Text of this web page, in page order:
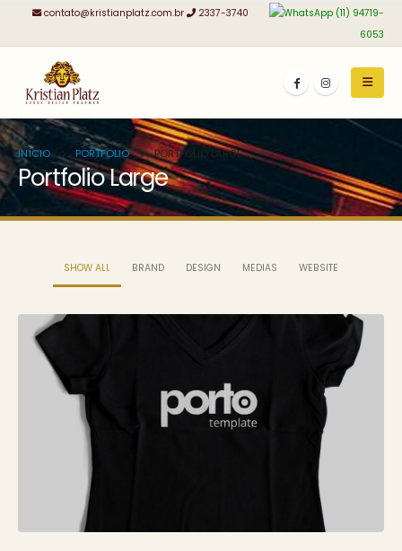
contato@kristianplatz.com.br 2337-3740
(11) 94719-
6053
INÍCIO PORTFOLIO PORTFOLIO LARGE
Portfolio Large
SHOW ALL BRAND DESIGN MEDIAS WEBSITE